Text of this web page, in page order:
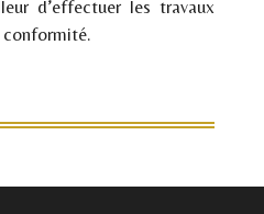
d’effectuer les travaux
conformité.